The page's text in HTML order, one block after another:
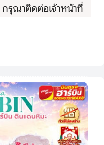
กรุณาติดต่อเจ้าหน้าที่